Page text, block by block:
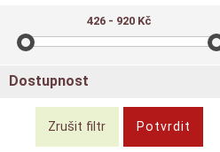
426 - 920 Kč
Dostupnost